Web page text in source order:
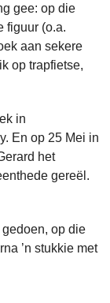
gee: op die
figuur (o.a.
aan sekere
op trapfietse,
in
En op 25 Mei in
het
gereël.
gedoen, op die
’n stukkie met